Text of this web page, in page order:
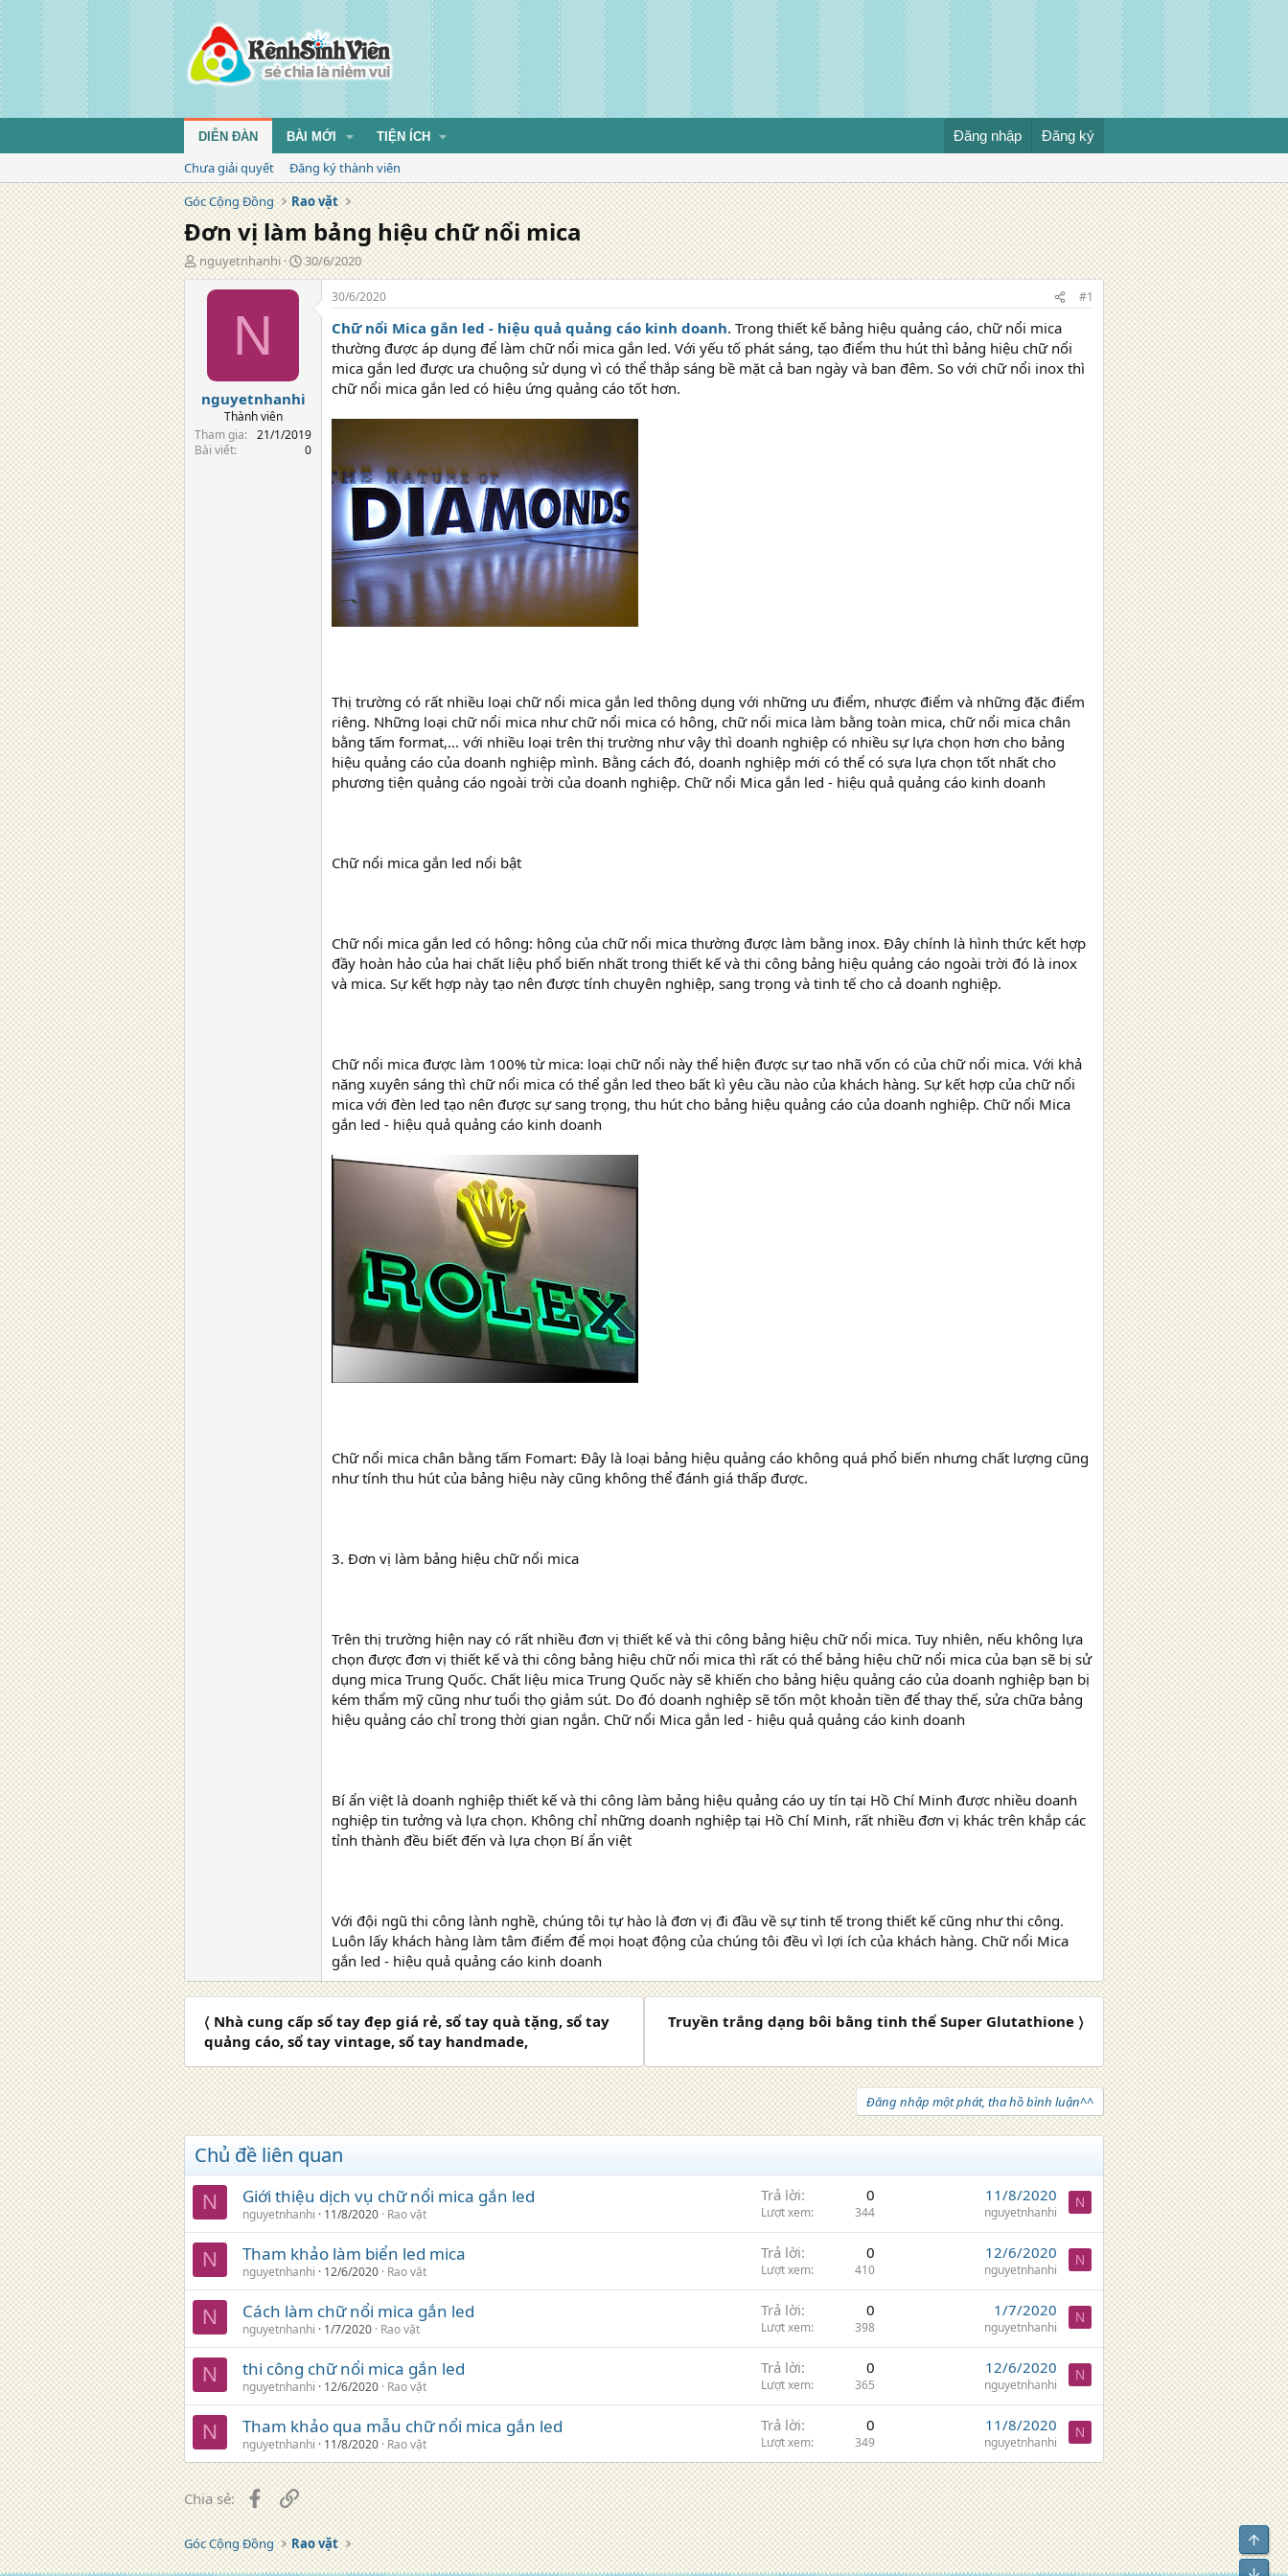
DIỄN ĐÀN BÀI MỚI TIỆN ÍCH Đăng nhập Đăng ký
Chưa giải quyết
Đăng ký thành viên
Góc Cộng Đồng
Rao vặt
Đơn vị làm bảng hiệu chữ nổi mica
T
á
nguyetnhanhi
N
g
30/6/2020
N
nguyetnhanhi
Thành viên
Tham gia
21/1/2019
Bài viết
0
30/6/2020 #1
Chữ nổi Mica gắn led - hiệu quả quảng cáo kinh doanh. Trong thiết kế bảng hiệu quảng cáo, chữ nổi mica
thường được áp dụng để làm chữ nổi mica gắn led. Với yếu tố phát sáng, tạo điểm thu hút thì bảng hiệu chữ nổi
mica gắn led được ưa chuộng sử dụng vì có thể thắp sáng bề mặt cả ban ngày và ban đêm. So với chữ nổi inox thì
chữ nổi mica gắn led có hiệu ứng quảng cáo tốt hơn.
Thị trường có rất nhiều loại chữ nổi mica gắn led thông dụng với những ưu điểm, nhược điểm và những đặc điểm
riêng. Những loại chữ nổi mica như chữ nổi mica có hông, chữ nổi mica làm bằng toàn mica, chữ nổi mica chân
bằng tấm format,... với nhiều loại trên thị trường như vậy thì doanh nghiệp có nhiều sự lựa chọn hơn cho bảng
hiệu quảng cáo của doanh nghiệp mình. Bằng cách đó, doanh nghiệp mới có thể có sựa lựa chọn tốt nhất cho
phương tiện quảng cáo ngoài trời của doanh nghiệp. Chữ nổi Mica gắn led - hiệu quả quảng cáo kinh doanh
Chữ nổi mica gắn led nổi bật
Chữ nổi mica gắn led có hông: hông của chữ nổi mica thường được làm bằng inox. Đây chính là hình thức kết hợp
đầy hoàn hảo của hai chất liệu phổ biến nhất trong thiết kế và thi công bảng hiệu quảng cáo ngoài trời đó là inox
và mica. Sự kết hợp này tạo nên được tính chuyên nghiệp, sang trọng và tinh tế cho cả doanh nghiệp.
Chữ nổi mica được làm 100% từ mica: loại chữ nổi này thể hiện được sự tao nhã vốn có của chữ nổi mica. Với khả
năng xuyên sáng thì chữ nổi mica có thể gắn led theo bất kì yêu cầu nào của khách hàng. Sự kết hợp của chữ nổi
mica với đèn led tạo nên được sự sang trọng, thu hút cho bảng hiệu quảng cáo của doanh nghiệp. Chữ nổi Mica
gắn led - hiệu quả quảng cáo kinh doanh
Chữ nổi mica chân bằng tấm Fomart: Đây là loại bảng hiệu quảng cáo không quá phổ biến nhưng chất lượng cũng
như tính thu hút của bảng hiệu này cũng không thể đánh giá thấp được.
3. Đơn vị làm bảng hiệu chữ nổi mica
Trên thị trường hiện nay có rất nhiều đơn vị thiết kế và thi công bảng hiệu chữ nổi mica. Tuy nhiên, nếu không lựa
chọn được đơn vị thiết kế và thi công bảng hiệu chữ nổi mica thì rất có thể bảng hiệu chữ nổi mica của bạn sẽ bị sử
dụng mica Trung Quốc. Chất liệu mica Trung Quốc này sẽ khiến cho bảng hiệu quảng cáo của doanh nghiệp bạn bị
kém thẩm mỹ cũng như tuổi thọ giảm sút. Do đó doanh nghiệp sẽ tốn một khoản tiền để thay thế, sửa chữa bảng
hiệu quảng cáo chỉ trong thời gian ngắn. Chữ nổi Mica gắn led - hiệu quả quảng cáo kinh doanh
Bí ẩn việt là doanh nghiệp thiết kế và thi công làm bảng hiệu quảng cáo uy tín tại Hồ Chí Minh được nhiều doanh
nghiệp tin tưởng và lựa chọn. Không chỉ những doanh nghiệp tại Hồ Chí Minh, rất nhiều đơn vị khác trên khắp các
tỉnh thành đều biết đến và lựa chọn Bí ẩn việt
Với đội ngũ thi công lành nghề, chúng tôi tự hào là đơn vị đi đầu về sự tinh tế trong thiết kế cũng như thi công.
Luôn lấy khách hàng làm tâm điểm để mọi hoạt động của chúng tôi đều vì lợi ích của khách hàng. Chữ nổi Mica
gắn led - hiệu quả quảng cáo kinh doanh
〈 Nhà cung cấp sổ tay đẹp giá rẻ, sổ tay quà tặng, sổ tay
quảng cáo, sổ tay vintage, sổ tay handmade,
Truyền trắng dạng bôi bằng tinh thể Super Glutathione 〉
Đăng nhập một phát, tha hồ bình luận^^
Chủ đề liên quan
N Giới thiệu dịch vụ chữ nổi mica gắn led
nguyetnhanhi 11/8/2020 Rao vặt
Trả lời 0
Lượt xem 344
11/8/2020
nguyetnhanhi
N
N Tham khảo làm biển led mica
nguyetnhanhi 12/6/2020 Rao vặt
Trả lời 0
Lượt xem 410
12/6/2020
nguyetnhanhi
N
N Cách làm chữ nổi mica gắn led
nguyetnhanhi 1/7/2020 Rao vặt
Trả lời 0
Lượt xem 398
1/7/2020
nguyetnhanhi
N
N thi công chữ nổi mica gắn led
nguyetnhanhi 12/6/2020 Rao vặt
Trả lời 0
Lượt xem 365
12/6/2020
nguyetnhanhi
N
N Tham khảo qua mẫu chữ nổi mica gắn led
nguyetnhanhi 11/8/2020 Rao vặt
Trả lời 0
Lượt xem 349
11/8/2020
nguyetnhanhi
N
Chia sẻ: Facebook
Liên kết
Góc Cộng Đồng Rao vặt
Top